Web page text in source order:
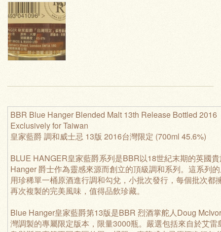
BBR Blue Hanger Blended Malt 13th Release Bottled 2016
Exclusively for Taiwan
皇家藍爵 調和威士忌 13版 2016台灣限定 (700ml 45.6%)
BLUE HANGER皇家藍爵系列是BBR以18世紀末期的英國
Hanger 爵士作為靈感來源而創立的頂級調和系列。這系列
用珍稀單一桶原酒進行調和勾兌，小批次發行，每個批次都
再次複製的完美風味，值得品飲珍藏。
Blue Hanger皇家藍爵第13版是BBR 烈酒掌舵人Doug
灣調製的專屬限定版本，限量3000瓶。嚴選包括來自於艾雷